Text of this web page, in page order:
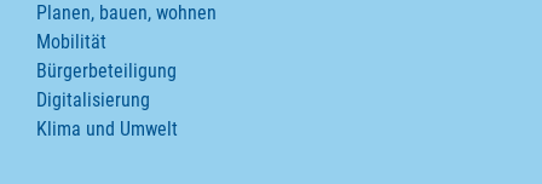
Planen, bauen, wohnen
Mobilität
Bürgerbeteiligung
Digitalisierung
Klima und Umwelt